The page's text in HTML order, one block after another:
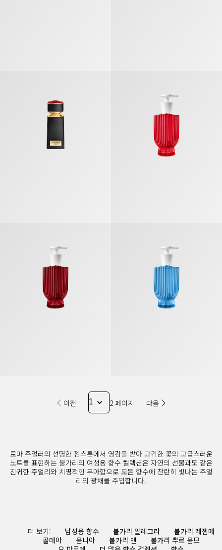
이전 2 페이지 다음
로마 주얼러의 선명한 젬스톤에서 영감을 받아 고귀한 꽃의 고급스러운
노트를 표현하는 불가리의 여성용 향수 컬렉션은 자연의 선물과도 같은
진귀한 주얼리와 치명적인 우아함으로 모든 향수에 찬란히 빛나는 주얼
리의 광채를 주입합니다.
더 보기: 남성용 향수 불가리 알레그라
불가리 레젬메
골데아
옴니아 불가리 맨
불가리 뿌르 옴므